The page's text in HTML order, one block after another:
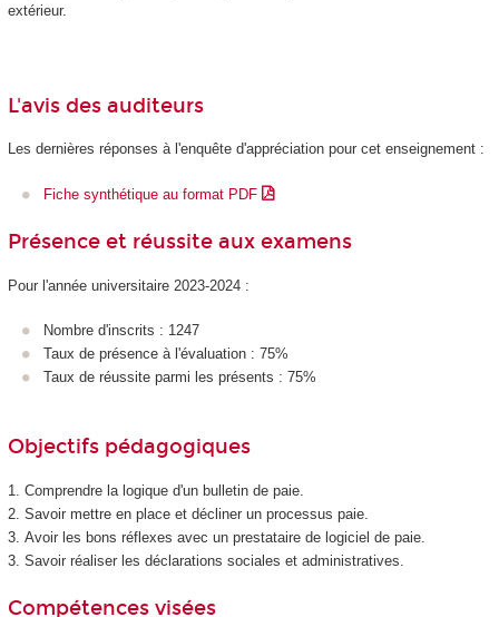
extérieur.
L'avis des auditeurs
Les dernières réponses à l'enquête d'appréciation pour cet enseignement :
Fiche synthétique au format PDF
Présence et réussite aux examens
Pour l'année universitaire 2023-2024 :
Nombre d'inscrits : 1247
Taux de présence à l'évaluation : 75%
Taux de réussite parmi les présents : 75%
Objectifs pédagogiques
1. Comprendre la logique d'un bulletin de paie.
2. Savoir mettre en place et décliner un processus paie.
3. Avoir les bons réflexes avec un prestataire de logiciel de paie.
3. Savoir réaliser les déclarations sociales et administratives.
Compétences visées